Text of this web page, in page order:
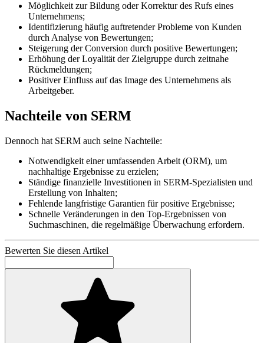
Möglichkeit zur Bildung oder Korrektur des Rufs eines
Unternehmens;
Identifizierung häufig auftretender Probleme von Kunden
durch Analyse von Bewertungen;
Steigerung der Conversion durch positive Bewertungen;
Erhöhung der Loyalität der Zielgruppe durch zeitnahe
Rückmeldungen;
Positiver Einfluss auf das Image des Unternehmens als
Arbeitgeber.
Nachteile von SERM
Dennoch hat SERM auch seine Nachteile:
Notwendigkeit einer umfassenden Arbeit (ORM), um
nachhaltige Ergebnisse zu erzielen;
Ständige finanzielle Investitionen in SERM-Spezialisten und
Erstellung von Inhalten;
Fehlende langfristige Garantien für positive Ergebnisse;
Schnelle Veränderungen in den Top-Ergebnissen von
Suchmaschinen, die regelmäßige Überwachung erfordern.
Bewerten Sie diesen Artikel